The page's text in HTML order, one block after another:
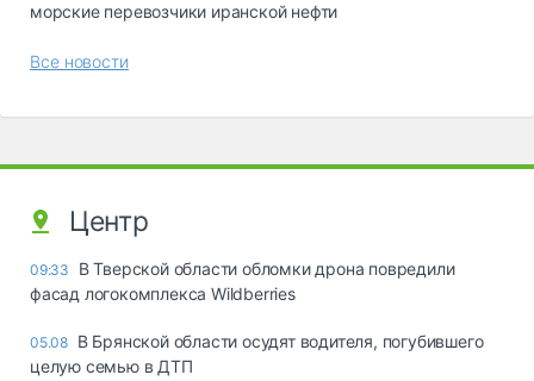
морские перевозчики иранской нефти
Все новости
Центр
09:33
В Тверской области обломки дрона повредили
фасад логокомплекса Wildberries
05.08 В Брянской области осудят водителя, погубившего
целую семью в ДТП